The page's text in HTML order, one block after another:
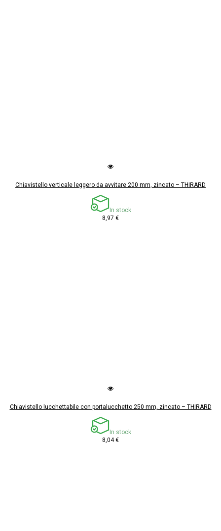
Chiavistello verticale leggero da avvitare 200 mm, zincato – THIRARD
In stock
8,97 €
Chiavistello lucchettabile con portalucchetto 250 mm, zincato – THIRARD
In stock
8,04 €